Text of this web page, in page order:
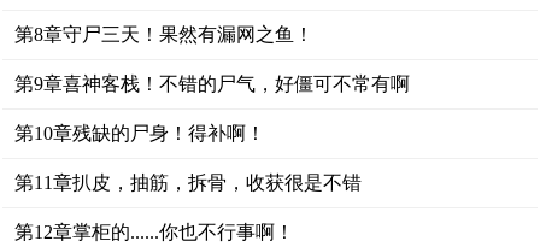
吧
第8章守尸三天！果然有漏网之鱼！
第9章喜神客栈！不错的尸气，好僵可不常有啊
第10章残缺的尸身！得补啊！
第11章扒皮，抽筋，拆骨，收获很是不错
第12章掌柜的......你也不行事啊！